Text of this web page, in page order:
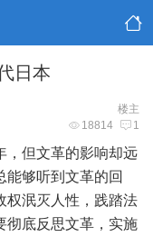
日本
楼主
18814 1
，但文革的影响却远
能够听到文革的回
权泯灭人性，践踏法
彻底反思文革，实施